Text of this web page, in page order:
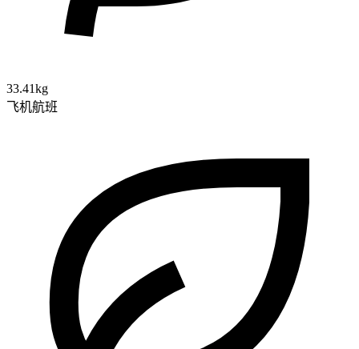
33.41kg
飞机航班